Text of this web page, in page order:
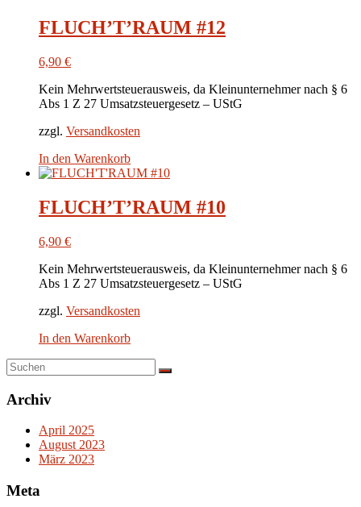
FLUCH’T’RAUM #12
6,90 €
Kein Mehrwertsteuerausweis, da Kleinunternehmer nach § 6
Abs 1 Z 27 Umsatzsteuergesetz – UStG
zzgl. Versandkosten
In den Warenkorb
FLUCH’T’RAUM #10
6,90 €
Kein Mehrwertsteuerausweis, da Kleinunternehmer nach § 6
Abs 1 Z 27 Umsatzsteuergesetz – UStG
zzgl. Versandkosten
In den Warenkorb
Archiv
April 2025
August 2023
März 2023
Meta